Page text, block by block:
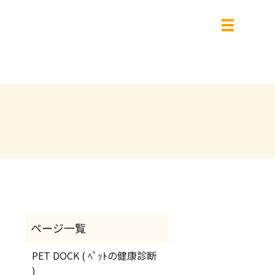
PET DOCK ( ﾍﾟｯﾄの健康診断
)